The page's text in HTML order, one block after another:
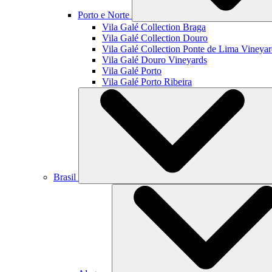
Porto e Norte
Vila Galé Collection Braga
Vila Galé Collection Douro
Vila Galé Collection Ponte de Lima
Vila Galé Douro Vineyards
Vila Galé Porto
Vila Galé Porto Ribeira
Brasil